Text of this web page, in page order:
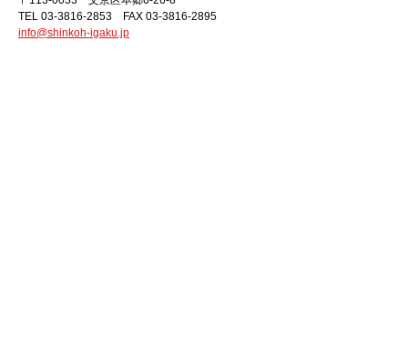
TEL 03-3816-2853 FAX 03-3816-2895
info@shinkoh-igaku.jp